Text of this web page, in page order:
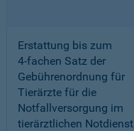
Erstattung bis zum
4-fachen Satz der
Gebührenordnung für
Tierärzte für die
Notfallversorgung im
tierärztlichen Notdienst